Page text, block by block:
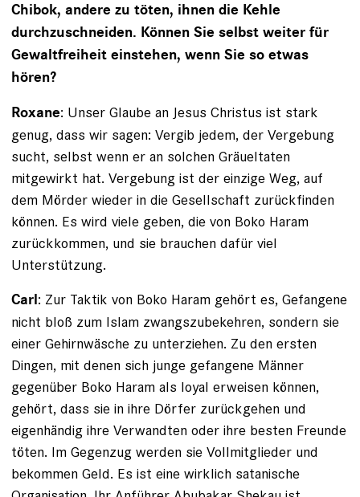
Chibok, andere zu töten, ihnen die Kehle
durchzuschneiden. Können Sie selbst weiter für
Gewaltfreiheit einstehen, wenn Sie so etwas
hören?
Roxane: Unser Glaube an Jesus Christus ist stark
genug, dass wir sagen: Vergib jedem, der Ver­gebung
sucht, selbst wenn er an solchen Gräueltaten
mitgewirkt hat. Vergebung ist der einzige Weg, auf
dem Mörder wieder in die Gesellschaft zurückfinden
können. Es wird viele geben, die von Boko Haram
zurückkommen, und sie ­brauchen dafür viel
Unterstützung.
Carl: Zur Taktik von Boko Haram gehört es, Gefangene
nicht bloß zum Islam zwangszubekehren, sondern sie
einer Gehirnwäsche zu unterziehen. Zu den ersten
Dingen, mit denen sich junge gefangene Männer
gegenüber Boko Haram als loyal erweisen können,
gehört, dass sie in ihre Dörfer zurückgehen und
eigenhändig ihre Verwandten oder ihre besten Freunde
töten. Im Gegenzug werden sie Vollmitglieder und
bekommen Geld. Es ist eine wirklich satanische